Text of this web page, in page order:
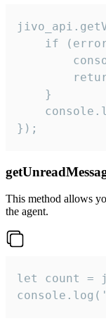
if
    }
});
This method allows
the agent.
let count =